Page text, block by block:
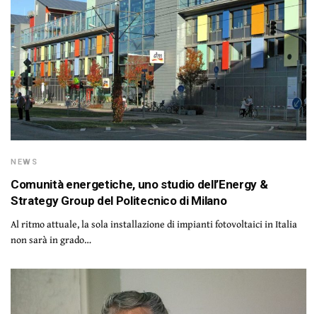
NEWS
Comunità energetiche, uno studio dell’Energy &
Strategy Group del Politecnico di Milano
Al ritmo attuale, la sola installazione di impianti fotovoltaici in Italia
non sarà in grado…